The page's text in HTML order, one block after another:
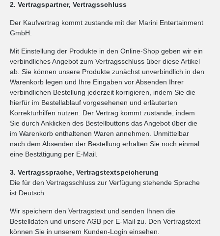
2. Vertragspartner, Vertragsschluss
Der Kaufvertrag kommt zustande mit der Marini Entertainment
GmbH.
Mit Einstellung der Produkte in den Online-Shop geben wir ein
verbindliches Angebot zum Vertragsschluss über diese Artikel
ab. Sie können unsere Produkte zunächst unverbindlich in den
Warenkorb legen und Ihre Eingaben vor Absenden Ihrer
verbindlichen Bestellung jederzeit korrigieren, indem Sie die
hierfür im Bestellablauf vorgesehenen und erläuterten
Korrekturhilfen nutzen. Der Vertrag kommt zustande, indem
Sie durch Anklicken des Bestellbuttons das Angebot über die
im Warenkorb enthaltenen Waren annehmen. Unmittelbar
nach dem Absenden der Bestellung erhalten Sie noch einmal
eine Bestätigung per E-Mail.
3. Vertragssprache, Vertragstextspeicherung
Die für den Vertragsschluss zur Verfügung stehende Sprache
ist Deutsch.
Wir speichern den Vertragstext und senden Ihnen die
Bestelldaten und unsere AGB per E-Mail zu. Den Vertragstext
können Sie in unserem Kunden-Login einsehen.